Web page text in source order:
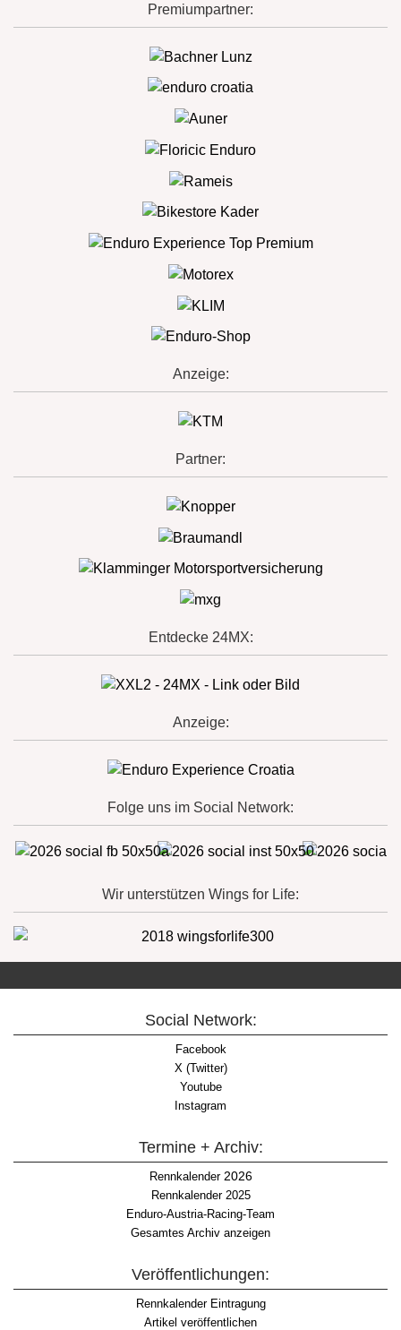
Premiumpartner:
Anzeige:
Partner:
Entdecke 24MX:
Anzeige:
Folge uns im Social Network:
Wir unterstützen Wings for Life:
Social Network:
Facebook
X (Twitter)
Youtube
Instagram
Termine + Archiv:
Rennkalender2026
Rennkalender 2025
Enduro-Austria-Racing-Team
Gesamtes Archiv anzeigen
Veröffentlichungen:
Rennkalender Eintragung
Artikel veröffentlichen